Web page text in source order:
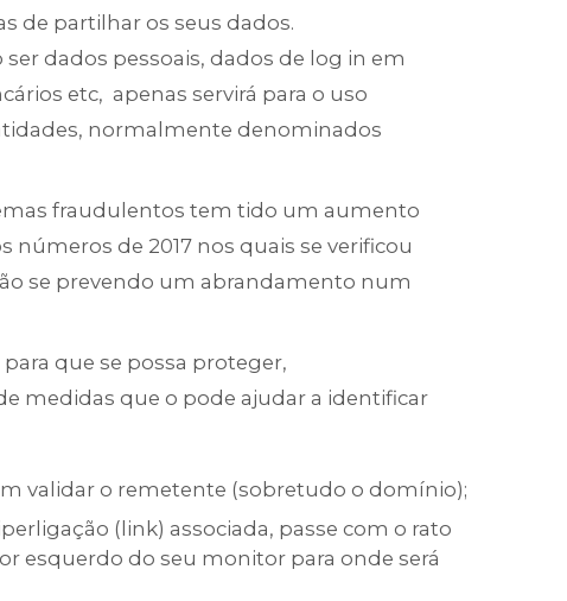
de partilhar os seus dados.
dados pessoais, dados de log in em
etc, apenas servirá para o uso
normalmente denominados
fraudulentos tem tido um aumento
de 2017 nos quais se verificou
se prevendo um abrandamento num
que se possa proteger,
medidas que o pode ajudar a identificar
validar o remetente (sobretudo o domínio);
(link) associada, passe com o rato
esquerdo do seu monitor para onde será